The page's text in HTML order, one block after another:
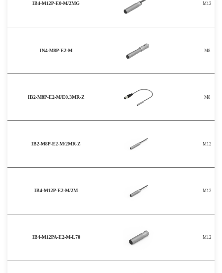
IB4-M12P-E0-M/2MG M12
IN4-M8P-E2-M M8
IB2-M8P-E2-M/E0.3MR-Z M8
IB2-M8P-E2-M/2MR-Z M12
IB4-M12P-E2-M/2M M12
IB4-M12PA-E2-M-L70 M12